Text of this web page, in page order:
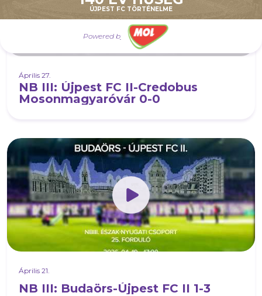
ÚJPEST FC TÖRTÉNELME
Powered by
Április 27.
NB III: Újpest FC II-Credobus
Mosonmagyaróvár 0-0
Április 21.
NB III: Budaörs-Újpest FC II 1-3